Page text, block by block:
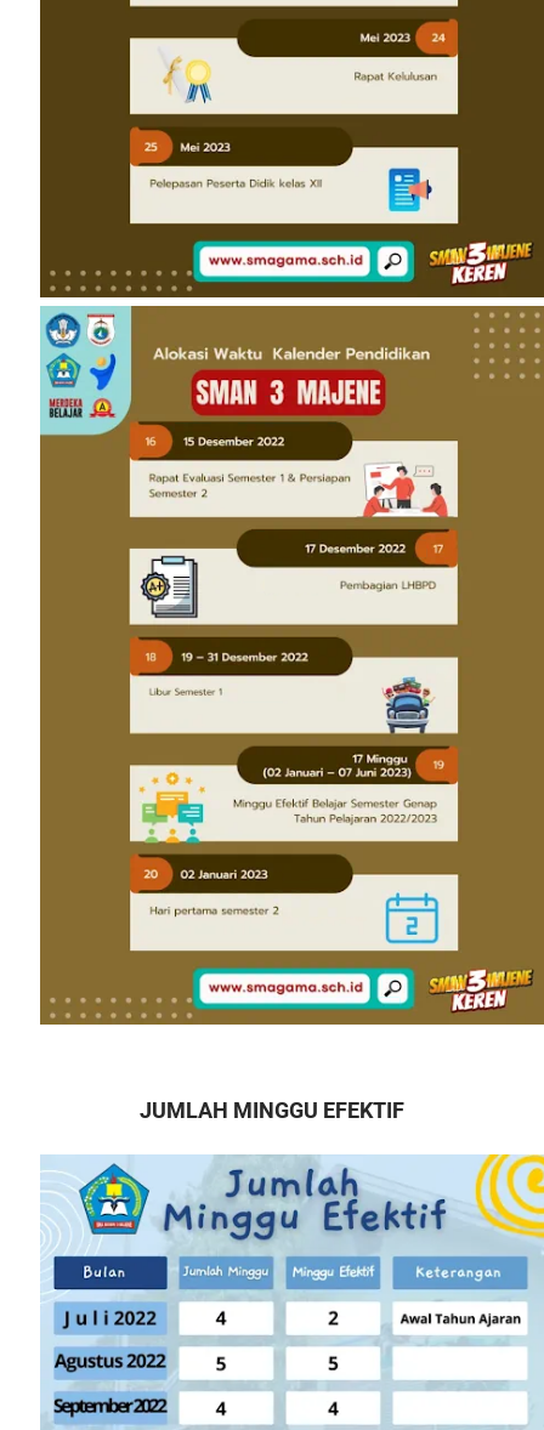
JUMLAH MINGGU EFEKTIF